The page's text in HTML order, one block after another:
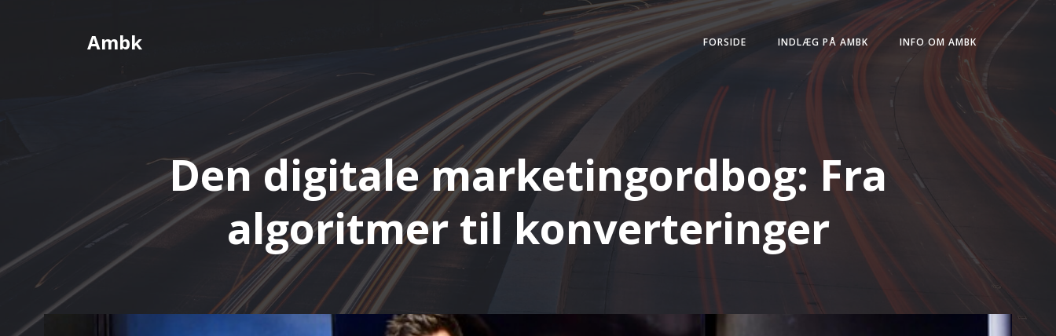
Ambk FORSIDE INDLÆG PÅ AMBK INFO OM AMBK
Den digitale marketingordbog: Fra
algoritmer til konverteringer